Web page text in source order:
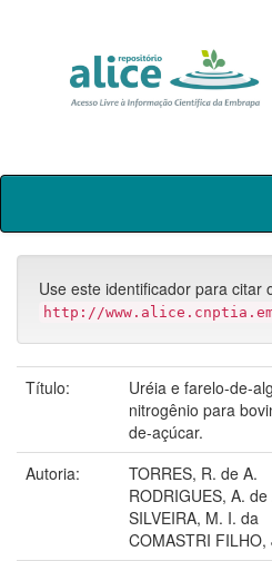
Skip
Use este identificador para citar
http://
Título:
Uréia e farelo-de-
nitrogênio para
de-açúcar.
Autoria:
TORRES, R. de A.
RODRIGUES, A. de
SILVEIRA, M. I. da
COMASTRI FILHO,